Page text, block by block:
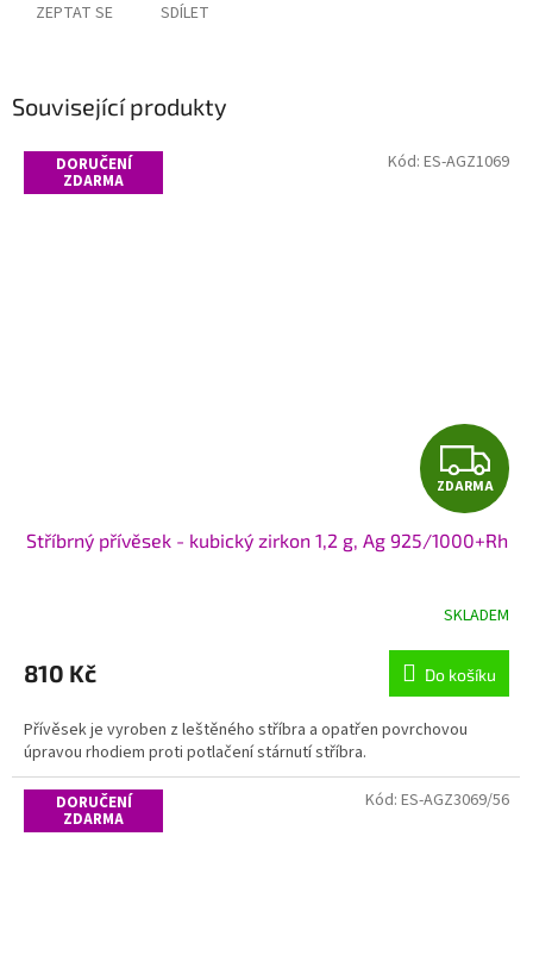
ZEPTAT SE SDÍLET
Související produkty
DORUČENÍ
ZDARMA
Z
D
A
R
M
A
ZDARMA
Stříbrný přívěsek - kubický zirkon 1,2 g, Ag 925/1000+Rh
SKLADEM
810 Kč Do košíku
Přívěsek je vyroben z leštěného stříbra a opatřen povrchovou
úpravou rhodiem proti potlačení stárnutí stříbra.
Kód: ES-AGZ1069
DORUČENÍ
ZDARMA
Kód: ES-AGZ3069/56